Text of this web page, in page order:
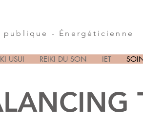
- Énergéticienne
USUI REIKI DU SON IET